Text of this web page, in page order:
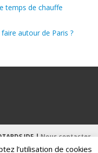
temps de chauffe
autour de Paris ?
IDF |Nous contacter
l’utilisation de cookies